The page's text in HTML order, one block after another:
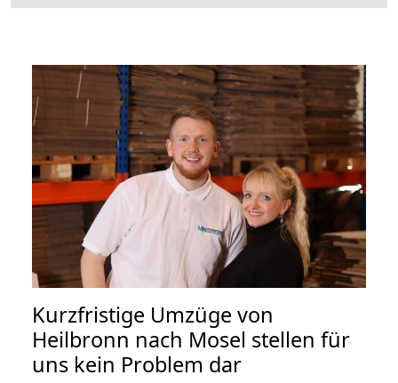
Kurzfristige Umzüge von
Heilbronn nach Mosel stellen für
uns kein Problem dar